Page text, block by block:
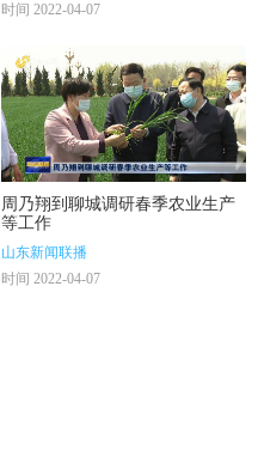
时间 2022-04-07
周乃翔到聊城调研春季农业生产
等工作
山东新闻联播
时间 2022-04-07